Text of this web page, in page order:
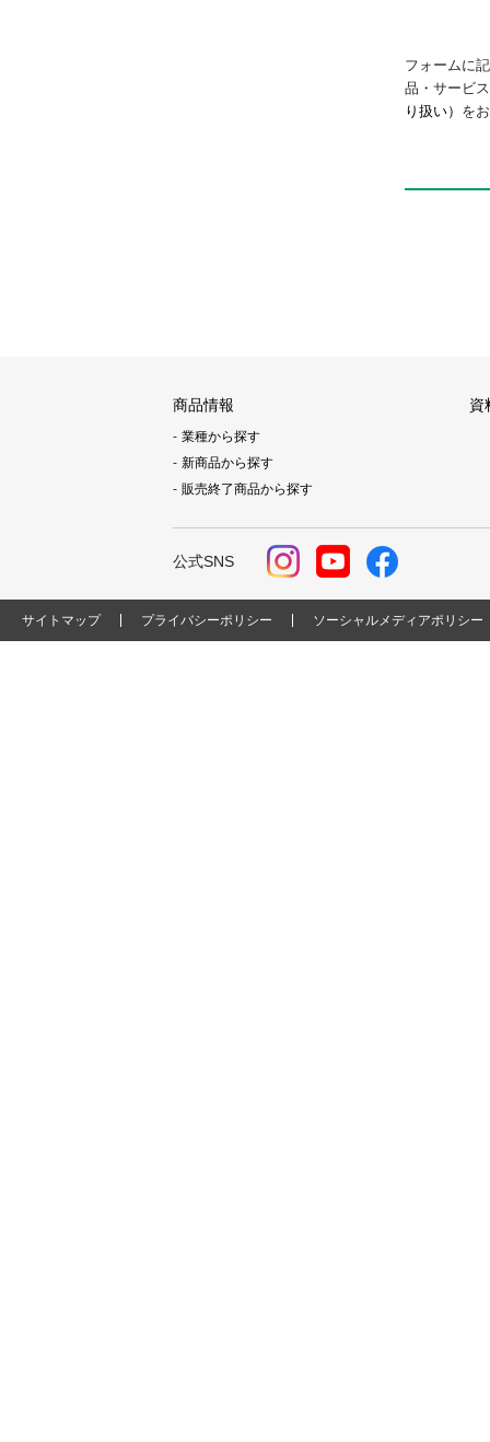
フォームに
品・サービ
り扱い） を
商品情報
業種から探す
新商品から探す
販売終了商品から探す
資
公式SNS
サイトマップ プライバシーポリシー ソーシャルメディアポリシー